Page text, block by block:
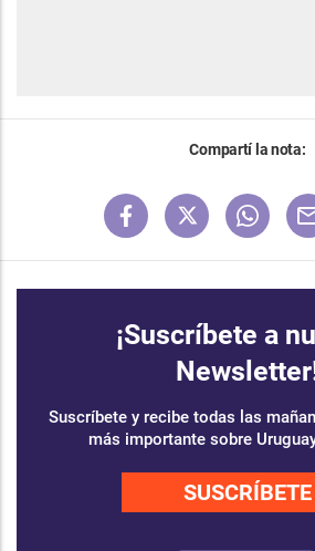
Compartí la nota:
¡Suscríbete a
Suscríbete y recibe todas las
más importante sobre
SUSCRÍBETE